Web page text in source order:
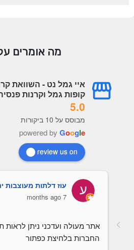
מה אומרים
איי גמל נט - השוואת
קופות גמל וקרנות
5.0
מבוסס על 10 ביקורות
powered by Google
review us on
עוז דלתות מעוצבות
7 months ago
החברות בלחיצת כפתור